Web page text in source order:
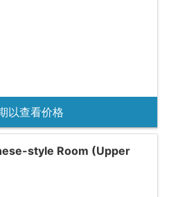
以查看价格
style Room (Upper